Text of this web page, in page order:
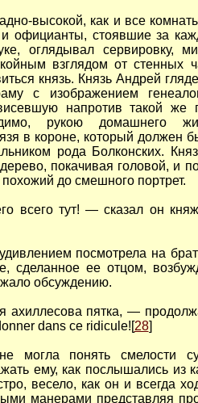
высокой, как и все
официанты, стоявшие за
оглядывал сервировку,
взглядом от стенных
князь. Князь Андрей
с изображением
напротив такой же
рукою домашнего
в короне, который должен
рода Болконских.
дерево, покачивая головой, и
до смешного портрет.
всего тут! — сказал он
посмотрела на
сделанное ее отцом,
обсуждению.
ахиллесова пятка, —
dans ce ridicule![28]
могла понять смелости
ему, как послышались из
весело, как он и всегда
манерами представляя